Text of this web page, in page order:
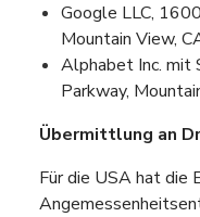
Google LLC,
Mountain View,
Alphabet Inc. mit
Parkway,
Übermittlung an
Für die USA hat die